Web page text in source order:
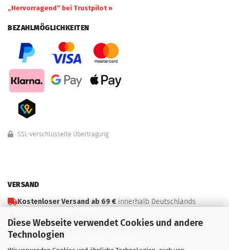
Diese Webseite verwendet Cookies und andere
Technologien
„Hervorragend“ bei Trustpilot »
BEZAHLMÖGLICHKEITEN
SSL-verschlüsselte Übertragung
VERSAND
Kostenloser Versand ab 69 € innerhalb Deutschlands
Versand ab
2,90 €
Weltweiter Versand zu fairen Preisen
Schnelle Lieferung: 1–3 Werktage (DE)